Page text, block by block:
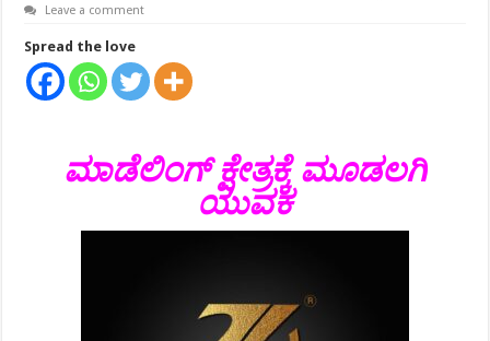
Leave a comment
Spread the love
ಮಾಡೆಲಿಂಗ್ ಕ್ಷೇತ್ರಕ್ಕೆ ಮೂಡಲಗಿ
ಯುವಕ